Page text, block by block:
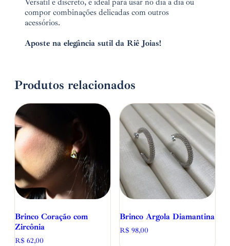
Versátil e discreto, é ideal para usar no dia a dia ou
compor combinações delicadas com outros
acessórios.
Aposte na elegância sutil da Riê Joias!
Produtos relacionados
Brinco Coração com
Zircônia
R$ 62,00
Brinco Argola Diamantina
R$ 98,00